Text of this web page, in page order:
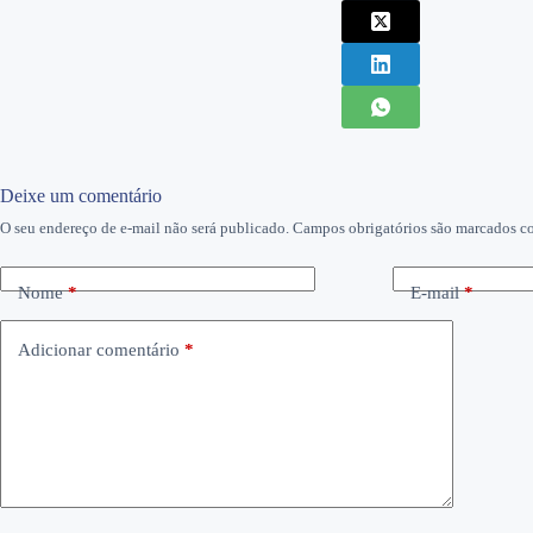
Deixe um comentário
O seu endereço de e-mail não será publicado. Campos obrigatórios são marcados
Nome* E-mail*
Adicionar comentário *